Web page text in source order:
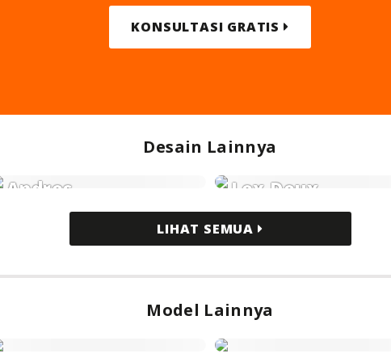
KONSULTASI GRATIS
Desain Lainnya
Andres
Monokrom
Lex Deux
Monokrom
LIHAT SEMUA
Model Lainnya